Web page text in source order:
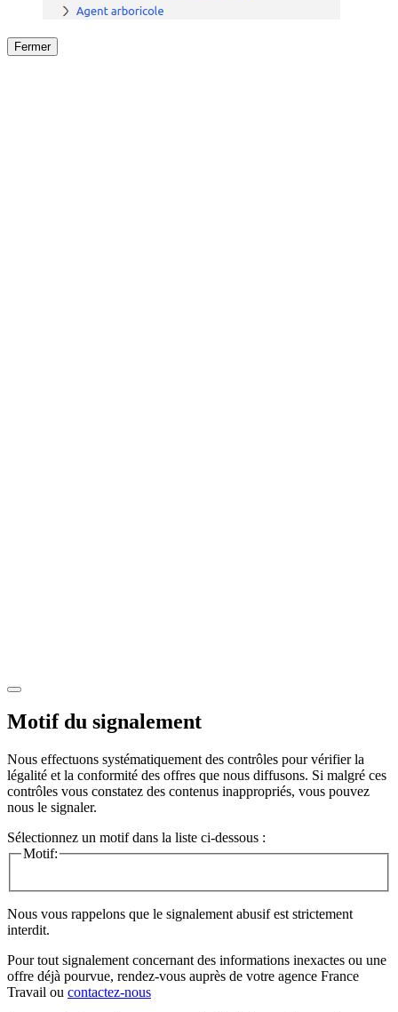
Fermer
Motif du signalement
Nous effectuons systématiquement des contrôles pour vérifier la
légalité et la conformité des offres que nous diffusons. Si malgré ces
contrôles vous constatez des contenus inappropriés, vous pouvez
nous le signaler.
Sélectionnez un motif dans la liste ci-dessous :
Motif:
Nous vous rappelons que le signalement abusif est strictement
interdit.
Pour tout signalement concernant des informations inexactes ou une
offre déjà pourvue, rendez-vous auprès de votre agence France
Travail ou contactez-nous